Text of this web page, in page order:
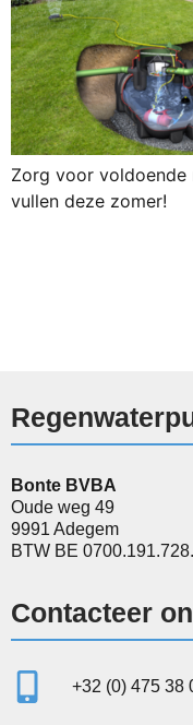
Zorg voor
vullen deze zomer!
Bonte BVBA
Oude weg 49
9991 Adegem
BTW BE 0700.191.728.
Contacteer
+32 (0) 475 38